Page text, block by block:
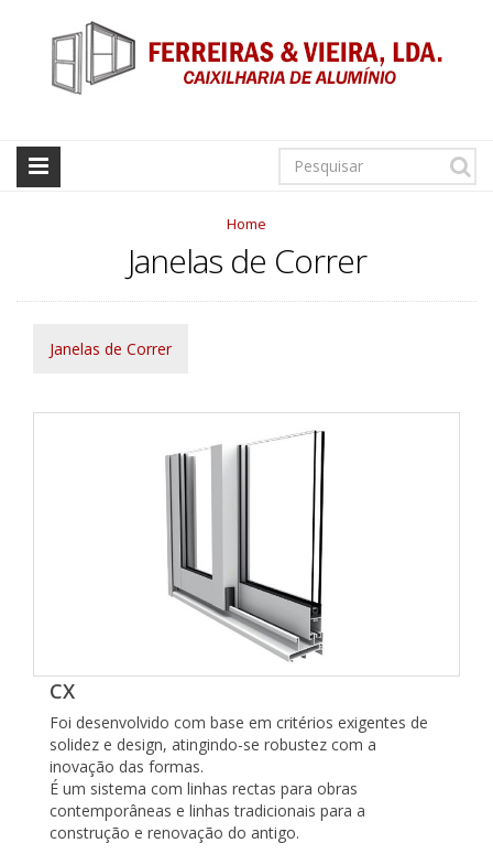
Home
Janelas de Correr
Janelas de Correr
CX
Foi desenvolvido com base em critérios exigentes de
solidez e design, atingindo-se robustez com a
inovação das formas.
É um sistema com linhas rectas para obras
contemporâneas e linhas tradicionais para a
construção e renovação do antigo.